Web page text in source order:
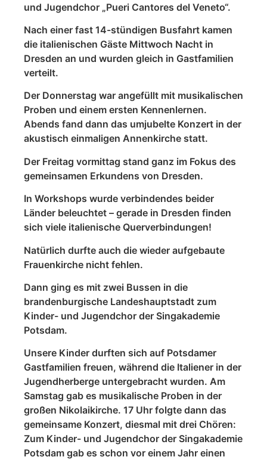
und Jugendchor „Pueri Cantores del Veneto“.
Nach einer fast 14-stündigen Busfahrt kamen
die italienischen Gäste Mittwoch Nacht in
Dresden an und wurden gleich in Gastfamilien
verteilt.
Der Donnerstag war angefüllt mit musikalischen
Proben und einem ersten Kennenlernen.
Abends fand dann das umjubelte Konzert in der
akustisch einmaligen Annenkirche statt.
Der Freitag vormittag stand ganz im Fokus des
gemeinsamen Erkundens von Dresden.
In Workshops wurde verbindendes beider
Länder beleuchtet – gerade in Dresden finden
sich viele italienische Querverbindungen!
Natürlich durfte auch die wieder aufgebaute
Frauenkirche nicht fehlen.
Dann ging es mit zwei Bussen in die
brandenburgische Landeshauptstadt zum
Kinder- und Jugendchor der Singakademie
Potsdam.
Unsere Kinder durften sich auf Potsdamer
Gastfamilien freuen, während die Italiener in der
Jugendherberge untergebracht wurden. Am
Samstag gab es musikalische Proben in der
großen Nikolaikirche. 17 Uhr folgte dann das
gemeinsame Konzert, diesmal mit drei Chören:
Zum Kinder- und Jugendchor der Singakademie
Potsdam gab es schon vor einem Jahr einen